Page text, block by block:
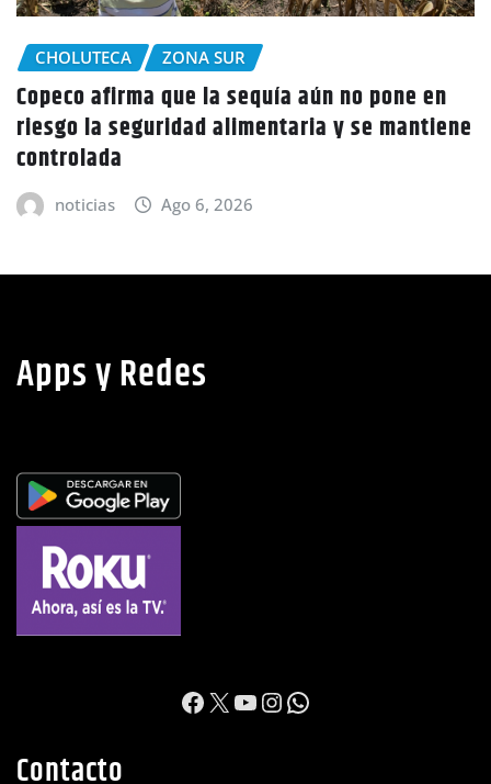
CHOLUTECA
Policía Nacional desaloja a campesinos
tierras en El Tulito, Choluteca
noticias
Apps y Redes
https://
X YouTube
Instagram
WhatsApp
Contacto